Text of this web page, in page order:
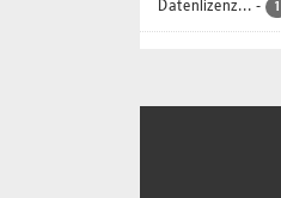
Datenlizenz... - 1